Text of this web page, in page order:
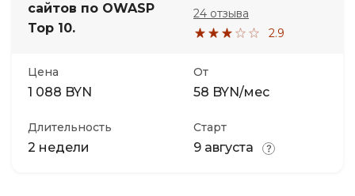
сайтов по OWASP
Top 10.
2.9
24 отзыва
Цена
1 088 BYN
От
58 BYN/мес
Длительность
2 недели
Старт
9 августа